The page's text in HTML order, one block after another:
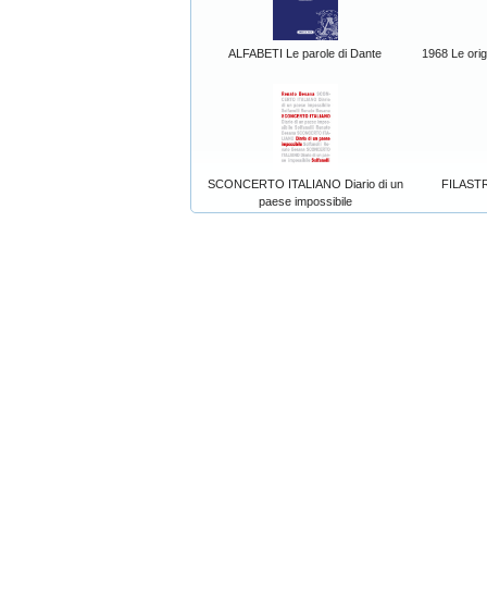
ALFABETI Le parole di Dante 1968 Le
SCONCERTO ITALIANO Diario di un
paese impossibile